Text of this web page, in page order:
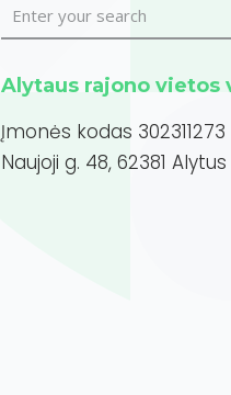
Alytaus rajono vietos
Įmonės kodas 302311273
Naujoji g. 48, 62381 Alytus